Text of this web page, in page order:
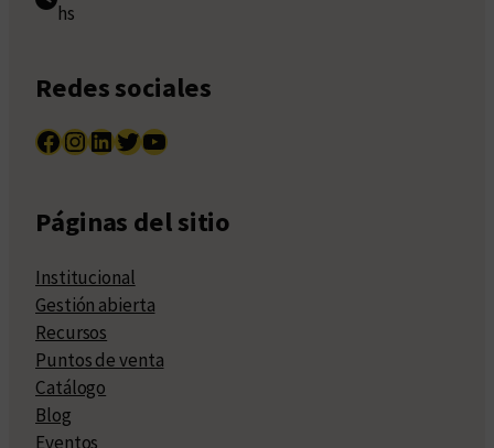
hs
Redes sociales
Facebook InstagramLinkedIn Twitter YouTube
Páginas del sitio
Institucional
Gestión abierta
Recursos
Puntos de venta
Catálogo
Blog
Eventos